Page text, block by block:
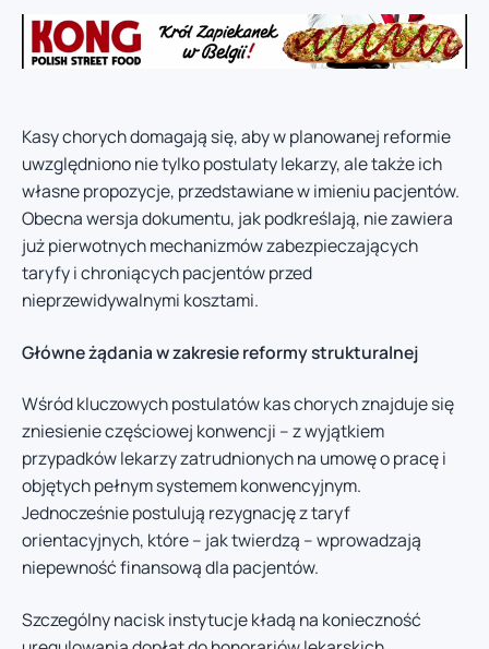
Kasy chorych domagają się, aby w planowanej reformie
uwzględniono nie tylko postulaty lekarzy, ale także ich
własne propozycje, przedstawiane w imieniu pacjentów.
Obecna wersja dokumentu, jak podkreślają, nie zawiera
już pierwotnych mechanizmów zabezpieczających
taryfy i chroniących pacjentów przed
nieprzewidywalnymi kosztami.
Główne żądania w zakresie reformy strukturalnej
Wśród kluczowych postulatów kas chorych znajduje się
zniesienie częściowej konwencji – z wyjątkiem
przypadków lekarzy zatrudnionych na umowę o pracę i
objętych pełnym systemem konwencyjnym.
Jednocześnie postulują rezygnację z taryf
orientacyjnych, które – jak twierdzą – wprowadzają
niepewność finansową dla pacjentów.
Szczególny nacisk instytucje kładą na konieczność